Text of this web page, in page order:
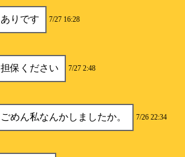
ありです 7/27 16:28
担保ください 7/27 2:48
ごめん私なんかしましたか。 7/26 22:34